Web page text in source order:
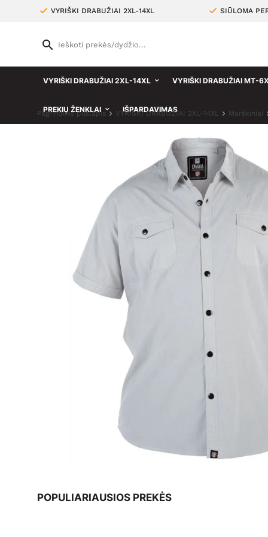
VYRIŠKI DRABUŽIAI 2XL-14XL SIŪLOMA
VYRIŠKI DRABUŽIAI 2XL-14XL VYRIŠKI DRABUŽIAI MT-
PREKIŲ ŽENKLAI IŠPARDAVIMAS
Pagrindinis puslapis VYRIŠKI DRABUŽIAI 2XL-14XL Marškiniai
POPULIARIAUSIOS PREKĖS